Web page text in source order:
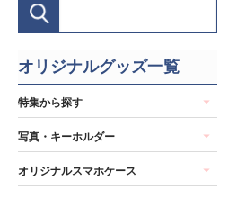
オリジナルグッズ一覧
特集から探す
写真・キーホルダー
オリジナルスマホケース